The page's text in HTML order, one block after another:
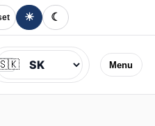
☀ ☾
Menu
Jazyk